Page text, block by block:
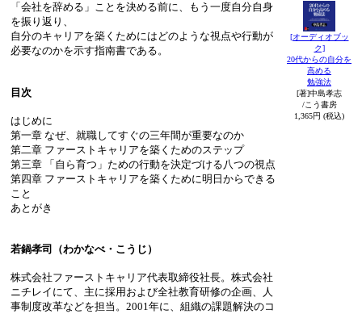
「会社を辞める」ことを決める前に、もう一度自分自身
を振り返り、
自分のキャリアを築くためにはどのような視点や行動が
必要なのかを示す指南書である。
目次
はじめに
第一章 なぜ、就職してすぐの三年間が重要なのか
第二章 ファーストキャリアを築くためのステップ
第三章 「自ら育つ」ための行動を決定づける八つの視点
第四章 ファーストキャリアを築くために明日からできる
こと
あとがき
若鍋孝司（わかなべ・こうじ）
株式会社ファーストキャリア代表取締役社長。株式会社
ニチレイにて、主に採用および全社教育研修の企画、人
事制度改革などを担当。2001年に、組織の課題解決のコ
[オーディオブッ
ク]
20代からの自分を
高める
勉強法
[著]中島孝志
/こう書房
1,365円 (税込)